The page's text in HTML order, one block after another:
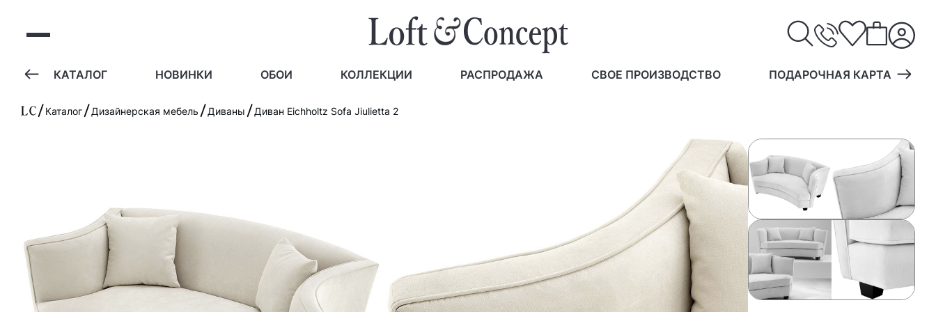
КАТАЛОГ НОВИНКИ ОБОИ КОЛЛЕКЦИИ РАСПРОДАЖА СВОЕ ПРОИЗВОДСТВО ПОДАРОЧНАЯ КАРТА
Каталог Дизайнерская мебель Диваны Диван Eichholtz Sofa Jiulietta 2